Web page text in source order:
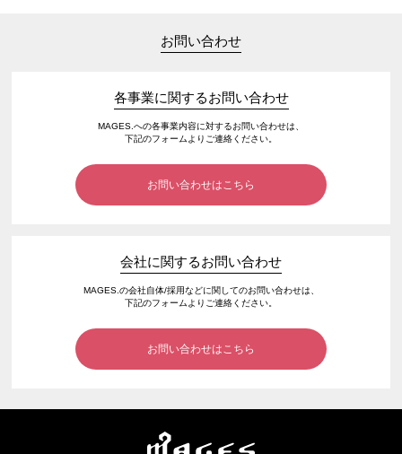
お問い合わせ
各事業に関するお問い合わせ
MAGES.への各事業内容に対するお問い合わせは、
下記のフォームよりご連絡ください。
お問い合わせはこちら
会社に関するお問い合わせ
MAGES.の会社自体/採用などに関してのお問い合わせは、
下記のフォームよりご連絡ください。
お問い合わせはこちら